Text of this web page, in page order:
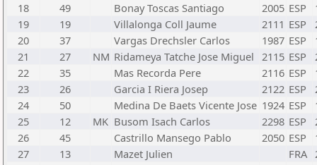
18
49 Bonay Toscas Santiago 2005 ESP
19
19 Villalonga Coll Jaume 2111 ESP
20
37 Vargas Drechsler Carlos 1987 ESP
21
27 NM Ridameya Tatche Jose Miguel 2115 ESP
22
35 Mas Recorda Pere 2116 ESP
23
26 Garcia I Riera Josep 2122 ESP
24
50 Medina De Baets Vicente Jose 1924 ESP
25
12 MK Busom Isach Carlos 2298 ESP
26
45 Castrillo Mansego Pablo 2050 ESP
27
13 Mazet Julien FRA